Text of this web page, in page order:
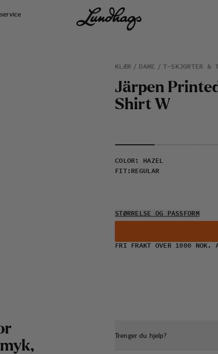
KLÆR DAME T-SKJORTER &
Järpen Printe
Shirt W
COLOR :
HAZEL
FIT: REGULAR
STØRRELSE OG PASSFORM
FRI FRAKT OVER 1000 NOK.
r
myk,
Trenger du hjelp?